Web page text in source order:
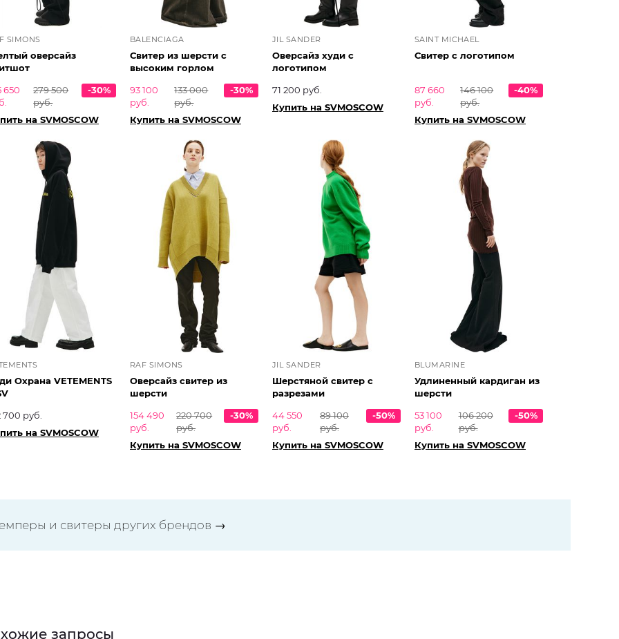
SIMONS
оверсайз
650
279 500
руб.
-30%
на SVMOSCOW
BALENCIAGA
Свитер из шерсти с
высоким горлом
93 100
руб.
133 000
руб.
-30%
Купить на SVMOSCOW
JIL SANDER
Оверсайз худи с
логотипом
71 200 руб.
Купить на SVMOSCOW
SAINT MICHAEL
Свитер с логотипом
87 660
руб.
146 100
руб.
-40%
Купить на SVMOSCOW
Охрана VETEMENTS
700 руб.
на SVMOSCOW
RAF SIMONS
Оверсайз свитер из
шерсти
154 490
руб.
220 700
руб.
-30%
Купить на SVMOSCOW
JIL SANDER
Шерстяной свитер с
разрезами
44 550
руб.
89 100
руб.
-50%
Купить на SVMOSCOW
BLUMARINE
Удлиненный кардиган из
шерсти
53 100
руб.
106 200
руб.
-50%
Купить на SVMOSCOW
и свитеры других брендов →
запросы